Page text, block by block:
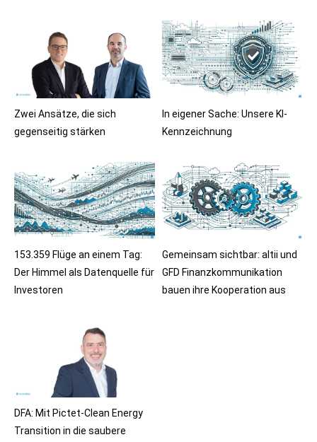
Zwei Ansätze, die sich
gegenseitig stärken
In eigener Sache: Unsere KI-
Kennzeichnung
153.359 Flüge an einem Tag:
Der Himmel als Datenquelle für
Investoren
Gemeinsam sichtbar: altii und
GFD Finanzkommunikation
bauen ihre Kooperation aus
DFA: Mit Pictet-Clean Energy
Transition in die saubere